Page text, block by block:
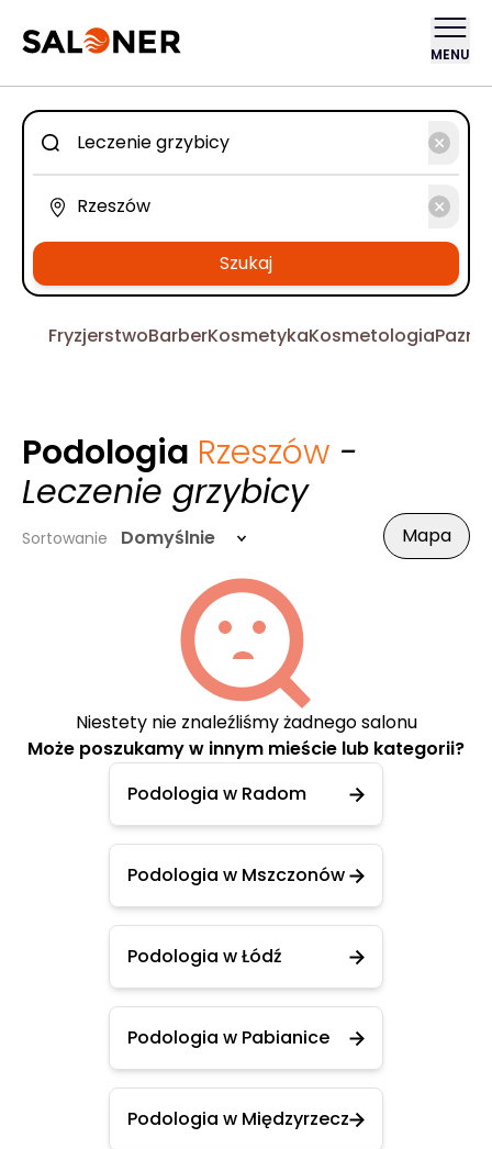
MENU
Szukaj
FryzjerstwoBarberKosmetykaKosmetologia
Podologia Rzeszów -
Leczenie grzybicy
Sortowanie Domyślnie Mapa
Niestety nie znaleźliśmy żadnego salonu
Może poszukamy w innym mieście lub kategorii?
Podologia w Radom
Podologia w Mszczonów
Podologia w Łódź
Podologia w Pabianice
Podologia w Międzyrzecz